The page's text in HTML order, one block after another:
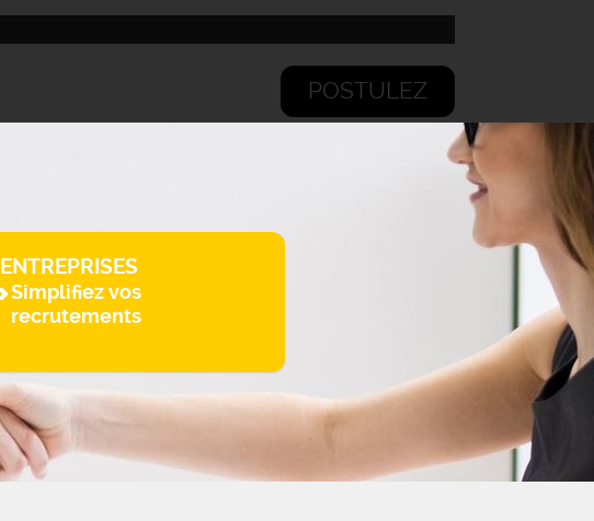
POSTULEZ
ENTREPRISES
Simplifiez vos
recrutements